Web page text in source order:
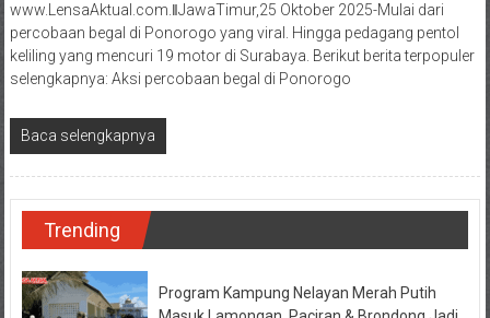
www.LensaAktual.com.ǁJawaTimur,25 Oktober 2025-Mulai dari
percobaan begal di Ponorogo yang viral. Hingga pedagang pentol
keliling yang mencuri 19 motor di Surabaya. Berikut berita terpopuler
selengkapnya: Aksi percobaan begal di Ponorogo
Baca selengkapnya
Trending
Program Kampung Nelayan Merah Putih